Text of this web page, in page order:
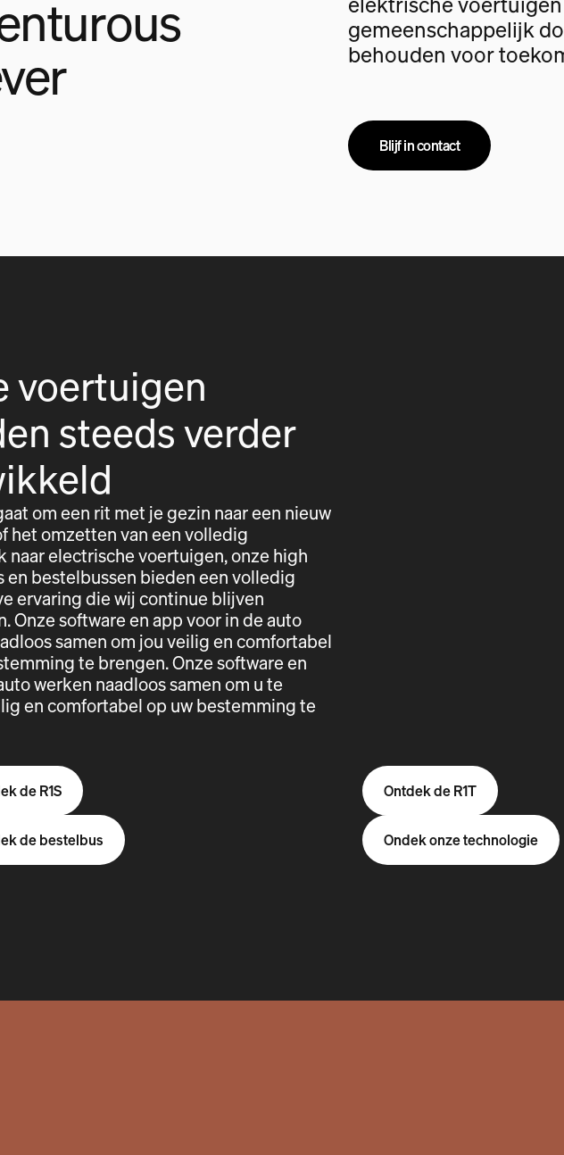
gemeenschappelijk
behouden voor
Blijf in contact
voertuigen
steeds verder
om een rit met je gezin naar een nieuw
het omzetten van een volledig
naar electrische voertuigen, onze high
en bestelbussen bieden een volledig
ervaring die wij continue blijven
Onze software en app voor in de auto
samen om jou veilig en comfortabel
te brengen. Onze software en
werken naadloos samen om u te
en comfortabel op uw bestemming te
de R1S Ontdek de R1T
de bestelbus Ondek onze technologie